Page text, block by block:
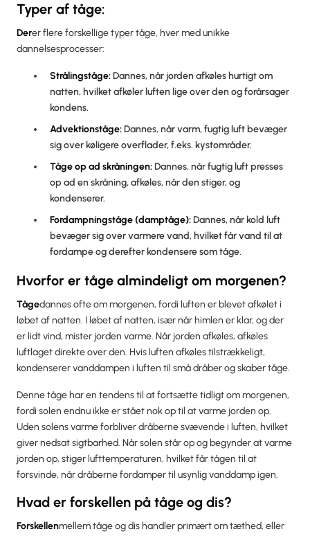
Typer af tåge:
‍Derer flere forskellige typer tåge, hver med unikke
dannelsesprocesser:
Strålingståge:Dannes, når jorden afkøles hurtigt om
natten, hvilket afkøler luften lige over den og forårsager
kondens.
Advektionståge:Dannes, når varm, fugtig luft bevæger
sig over køligere overflader, f.eks. kystområder.
Tåge op ad skråningen:Dannes, når fugtig luft presses
op ad en skråning, afkøles, når den stiger, og
kondenserer.
Fordampningståge (damptåge):Dannes, når kold luft
bevæger sig over varmere vand, hvilket får vand til at
fordampe og derefter kondensere som tåge.
Hvorfor er tåge almindeligt om morgenen?
‍Tågedannes ofte om morgenen, fordi luften er blevet afkølet i
løbet af natten. I løbet af natten, især når himlen er klar, og der
er lidt vind, mister jorden varme. Når jorden afkøles, afkøles
luftlaget direkte over den. Hvis luften afkøles tilstrækkeligt,
kondenserer vanddampen i luften til små dråber og skaber tåge.
Denne tåge har en tendens til at fortsætte tidligt om morgenen,
fordi solen endnu ikke er stået nok op til at varme jorden op.
Uden solens varme forbliver dråberne svævende i luften, hvilket
giver nedsat sigtbarhed. Når solen står op og begynder at varme
jorden op, stiger lufttemperaturen, hvilket får tågen til at
forsvinde, når dråberne fordamper til usynlig vanddamp igen.
Hvad er forskellen på tåge og dis?
‍Forskellenmellem tåge og dis handler primært om tæthed, eller